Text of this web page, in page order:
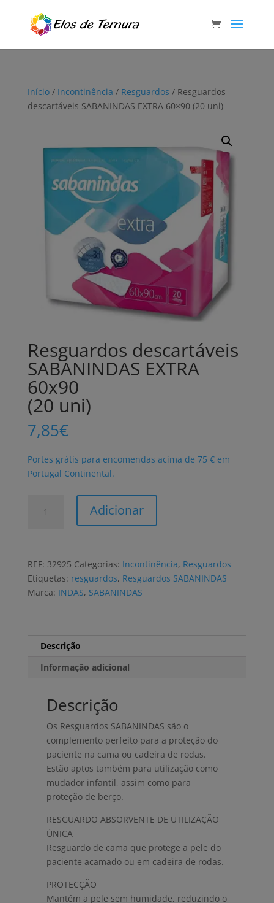
Início/ Incontinência / Resguardos / Resguardos
descartáveis SABANINDAS EXTRA 60×90 (20 uni)
Resguardos descartáveis
SABANINDAS EXTRA
60x90
(20 uni)
7,85€
Portes grátis para encomendas acima de 75 € em
Portugal Continental.
60x90
Adicionar
REF: 32925 Categorias: Incontinência, Resguardos
Etiquetas: resguardos, Resguardos SABANINDAS
Marca: INDAS, SABANINDAS
Descrição
Informação adicional
Descrição
Os Resguardos SABANINDAS são o
complemento perfeito para a proteção do
paciente na cama ou cadeira de rodas.
Estão aptos também para utilização como
mudador infantil, assim como para
proteção de berço.
RESGUARDO ABSORVENTE DE UTILIZAÇÃO
ÚNICA
Resguardo de cama que protege a pele do
paciente acamado ou em cadeira de rodas.
PROTECÇÃO
Mantém a pele sem humidade, reduzindo o